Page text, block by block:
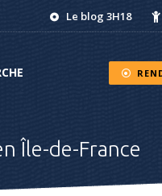
Le blog 3H18
Île-de-France